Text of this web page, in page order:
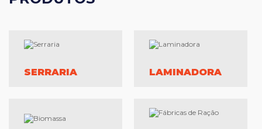
SERRARIA LAMINADORA